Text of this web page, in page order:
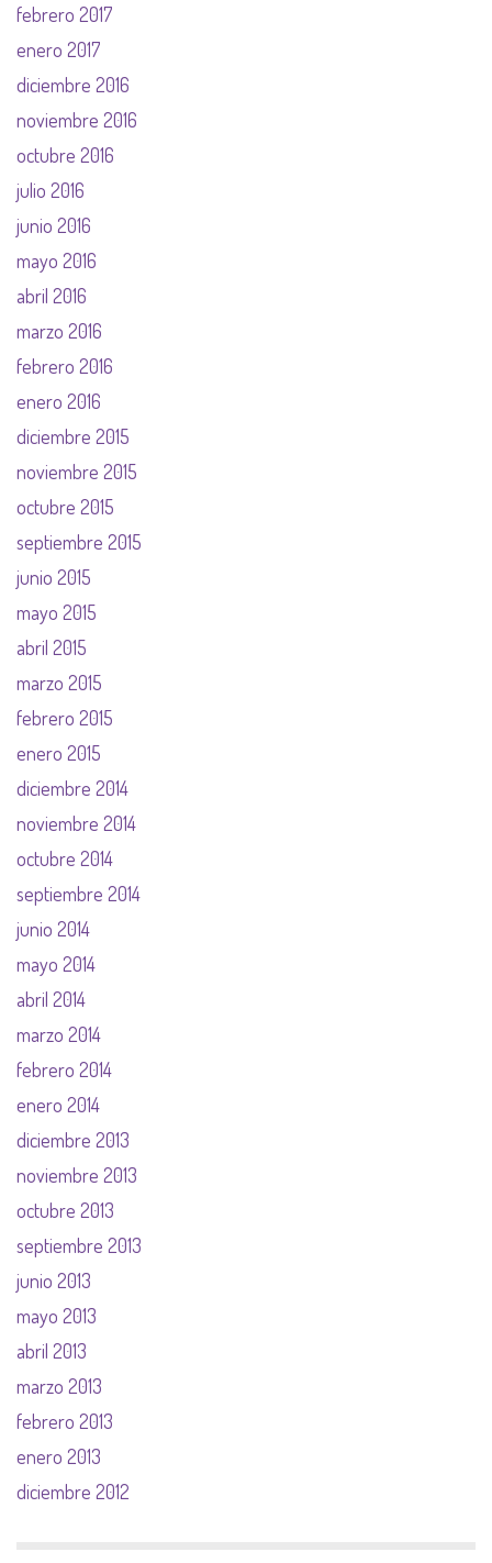
febrero 2017
enero 2017
diciembre 2016
noviembre 2016
octubre 2016
julio 2016
junio 2016
mayo 2016
abril 2016
marzo 2016
febrero 2016
enero 2016
diciembre 2015
noviembre 2015
octubre 2015
septiembre 2015
junio 2015
mayo 2015
abril 2015
marzo 2015
febrero 2015
enero 2015
diciembre 2014
noviembre 2014
octubre 2014
septiembre 2014
junio 2014
mayo 2014
abril 2014
marzo 2014
febrero 2014
enero 2014
diciembre 2013
noviembre 2013
octubre 2013
septiembre 2013
junio 2013
mayo 2013
abril 2013
marzo 2013
febrero 2013
enero 2013
diciembre 2012